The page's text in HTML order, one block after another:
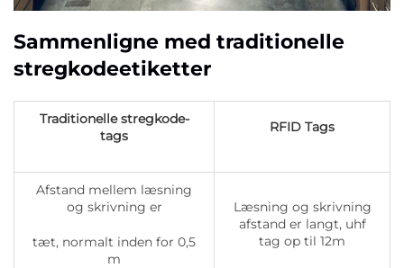
Sammenligne med traditionelle
stregkodeetiketter
Traditionelle stregkode-
tags
RFID Tags
Afstand mellem læsning
og skrivning er
tæt, normalt inden for 0,5
m
Læsning og skrivning
afstand er langt, uhf
tag op til 12m